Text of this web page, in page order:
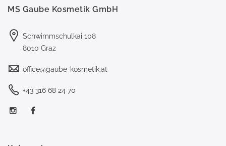
MS Gaube Kosmetik GmbH
Schwimmschulkai 108
8010 Graz
office@gaube-kosmetik.at
+43 316 68 24 70